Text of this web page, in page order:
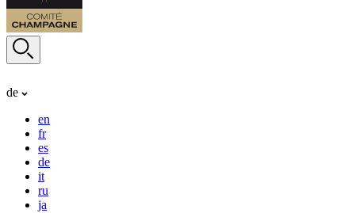
de
en
fr
es
de
it
ru
ja